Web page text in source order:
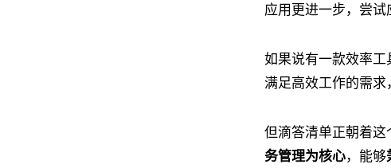
应用更进一步，尝
如果说有一款效率
满足高效工作的需求
但滴答清单正朝着
务管理为核心，能够